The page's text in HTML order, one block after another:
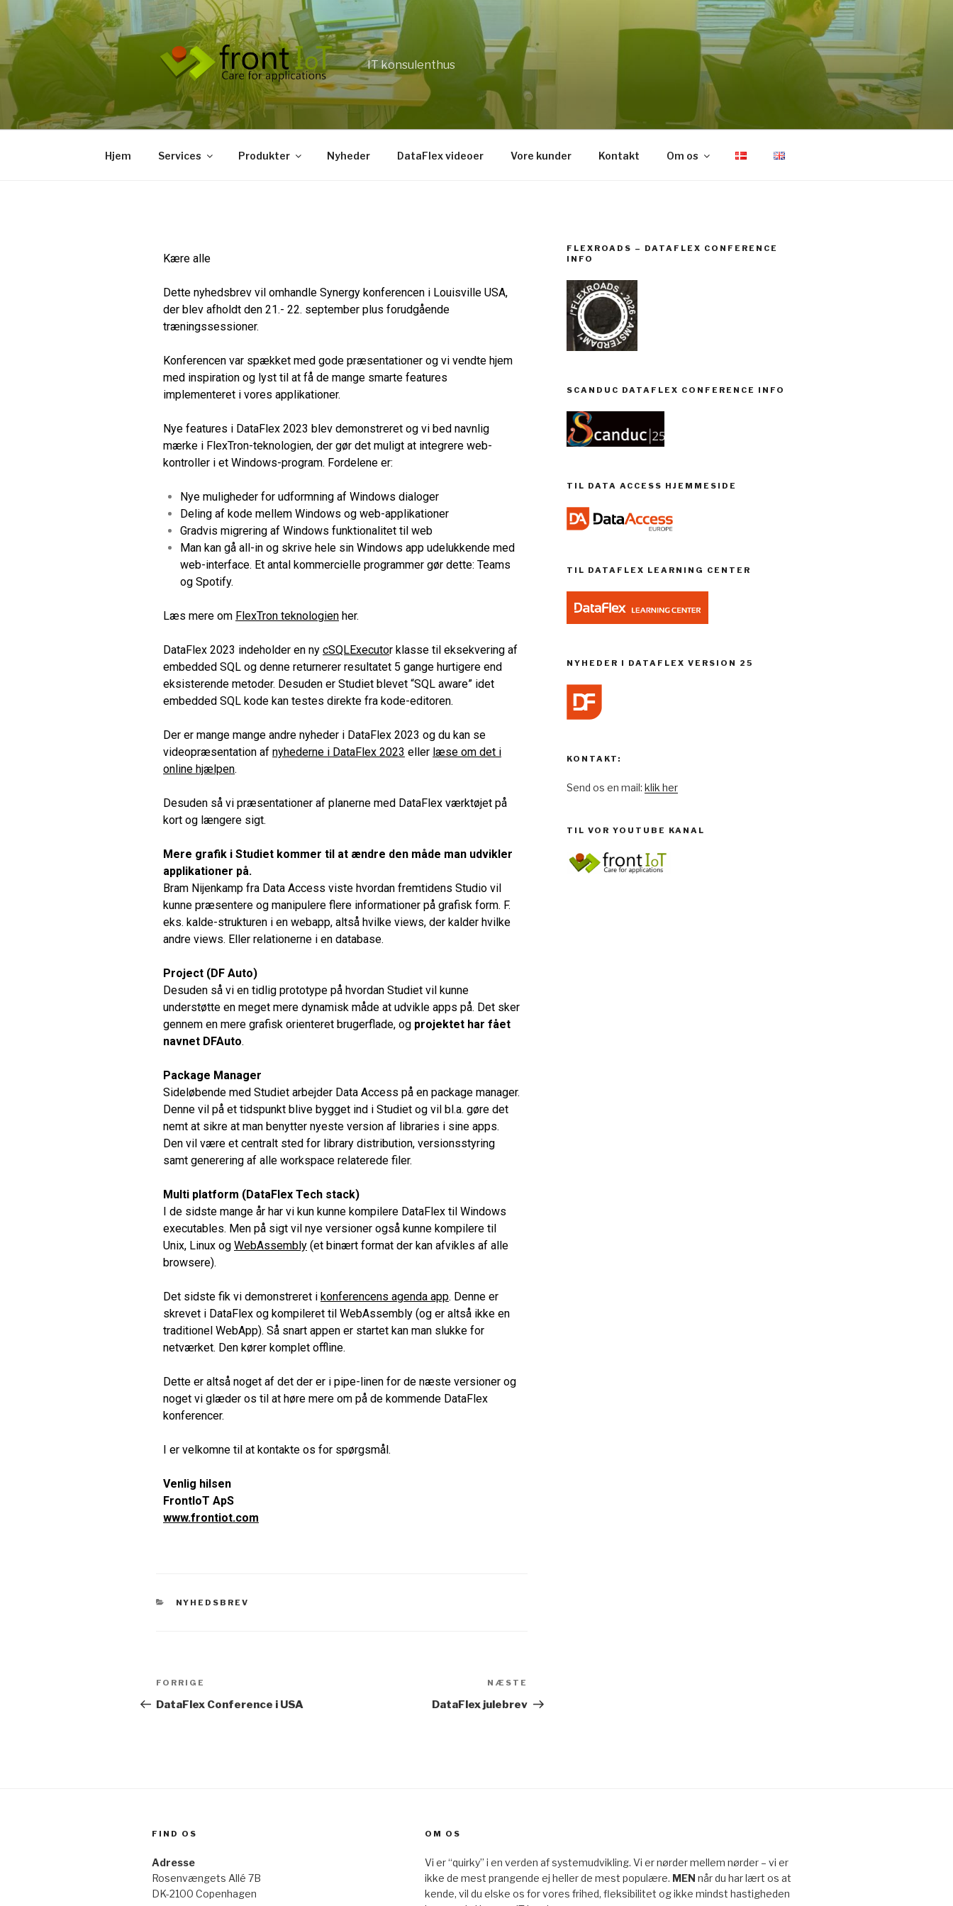
IT konsulenthus
Hjem Services Produkter Nyheder DataFlex videoer Vore kunder Kontakt Om os
Kære alle
Dette nyhedsbrev vil omhandle Synergy konferencen i Louisville USA,
der blev afholdt den 21.- 22. september plus forudgående
træningssessioner.
Konferencen var spækket med gode præsentationer og vi vendte hjem
med inspiration og lyst til at få de mange smarte features
implementeret i vores applikationer.
Nye features i DataFlex 2023 blev demonstreret og vi bed navnlig
mærke i FlexTron-teknologien, der gør det muligt at integrere web-
kontroller i et Windows-program. Fordelene er:
Nye muligheder for udformning af Windows dialoger
Deling af kode mellem Windows og web-applikationer
Gradvis migrering af Windows funktionalitet til web
Man kan gå all-in og skrive hele sin Windows app udelukkende med
web-interface. Et antal kommercielle programmer gør dette: Teams
og Spotify.
Læs mere om FlexTron teknologien her.
DataFlex 2023 indeholder en ny cSQLExecutor klasse til eksekvering af
embedded SQL og denne returnerer resultatet 5 gange hurtigere end
eksisterende metoder. Desuden er Studiet blevet “SQL aware” idet
embedded SQL kode kan testes direkte fra kode-editoren.
Der er mange mange andre nyheder i DataFlex 2023 og du kan se
videopræsentation af nyhederne i DataFlex 2023 eller læse om det i
online hjælpen.
Desuden så vi præsentationer af planerne med DataFlex værktøjet på
kort og længere sigt.
Mere grafik i Studiet kommer til at ændre den måde man udvikler
applikationer på.
Bram Nijenkamp fra Data Access viste hvordan fremtidens Studio vil
kunne præsentere og manipulere flere informationer på grafisk form. F.
eks. kalde-strukturen i en webapp, altså hvilke views, der kalder hvilke
andre views. Eller relationerne i en database.
Project (DF Auto)
Desuden så vi en tidlig prototype på hvordan Studiet vil kunne
understøtte en meget mere dynamisk måde at udvikle apps på. Det sker
gennem en mere grafisk orienteret brugerflade, og projektet har fået
navnet DFAuto.
Package Manager
Sideløbende med Studiet arbejder Data Access på en package manager.
Denne vil på et tidspunkt blive bygget ind i Studiet og vil bl.a. gøre det
nemt at sikre at man benytter nyeste version af libraries i sine apps.
Den vil være et centralt sted for library distribution, versionsstyring
samt generering af alle workspace relaterede filer.
Multi platform (DataFlex Tech stack)
I de sidste mange år har vi kun kunne kompilere DataFlex til Windows
executables. Men på sigt vil nye versioner også kunne kompilere til
Unix, Linux og WebAssembly (et binært format der kan afvikles af alle
browsere).
Det sidste fik vi demonstreret i konferencens agenda app. Denne er
skrevet i DataFlex og kompileret til WebAssembly (og er altså ikke en
traditionel WebApp). Så snart appen er startet kan man slukke for
netværket. Den kører komplet offline.
Dette er altså noget af det der er i pipe-linen for de næste versioner og
noget vi glæder os til at høre mere om på de kommende DataFlex
konferencer.
I er velkomne til at kontakte os for spørgsmål.
Venlig hilsen
FrontIoT ApS
www.frontiot.com
NYHEDSBREV
FORRIGE
DataFlex Conference i USA
NÆSTE
DataFlex julebrev
FLEXROADS – DATAFLEX CONFERENCE
INFO
SCANDUC DATAFLEX CONFERENCE INFO
TIL DATA ACCESS HJEMMESIDE
TIL DATAFLEX LEARNING CENTER
NYHEDER I DATAFLEX VERSION 25
KONTAKT:
Send os en mail: klik her
TIL VOR YOUTUBE KANAL
FIND OS
Adresse
Rosenvængets Allé 7B
DK-2100 Copenhagen
OM OS
Vi er “quirky” i en verden af systemudvikling. Vi er nørder mellem nørder – vi er
ikke de mest prangende ej heller de mest populære. MEN når du har lært os at
kende, vil du elske os for vores frihed, fleksibilitet og ikke mindst hastigheden